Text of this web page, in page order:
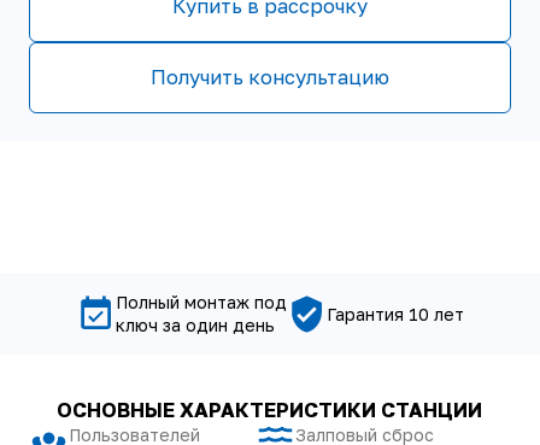
ключ за один день
Гарантия 10 лет